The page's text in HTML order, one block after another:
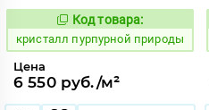
821975
Код товара:
кристалл пурпурной природы
Цена
6 550 руб./м²